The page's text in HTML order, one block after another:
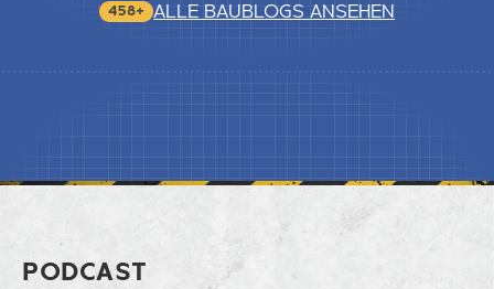
458+ ALLE BAUBLOGS ANSEHEN
Footer Die optimale
PODCAST